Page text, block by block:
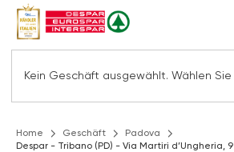
Home Geschäft
Padova
Despar - Tribano (PD) - Via Martiri d’Ungheria, 9